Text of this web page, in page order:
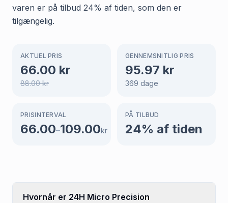
varen er på tilbud 24% af tiden, som den er
tilgængelig.
AKTUEL PRIS
66.00 kr
88.00kr
GENNEMSNITLIG PRIS
95.97 kr
369 dage
PRISINTERVAL
66.00–109.00kr
PÅ TILBUD
24% af tiden
Hvornår er 24H Micro Precision